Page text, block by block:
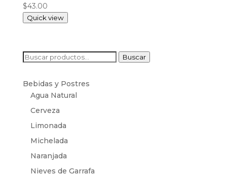
$43.00
Quick view
Buscar
Buscar
Bebidas y Postres
Agua Natural
Cerveza
Limonada
Michelada
Naranjada
Nieves de Garrafa